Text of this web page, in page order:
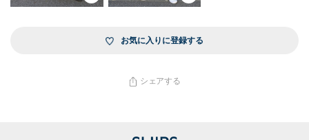
お気に入りに登録する
シェアする